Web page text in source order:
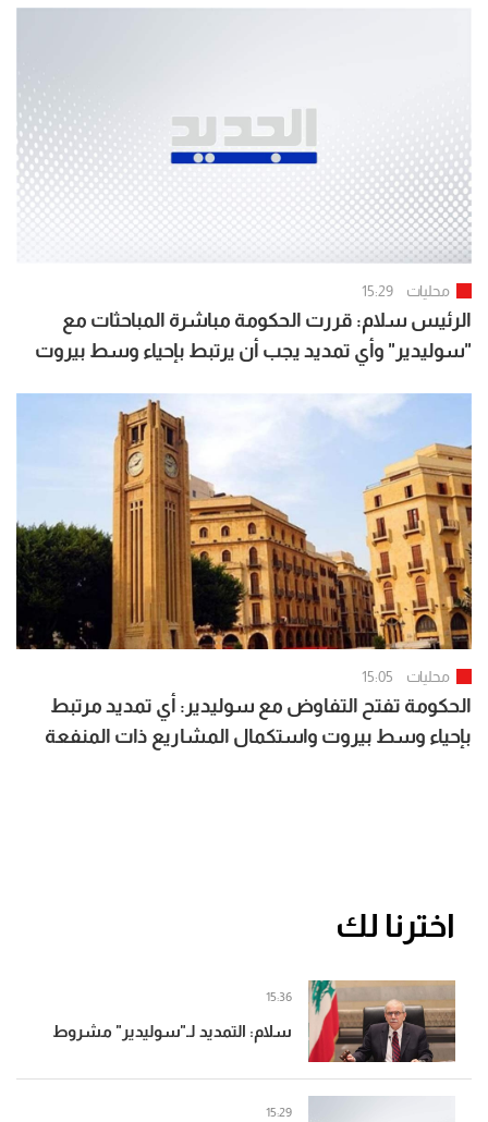
محليات 15:29
الرئيس سلام: قررت الحكومة مباشرة المباحثات مع
"سوليدير" وأي تمديد يجب أن يرتبط بإحياء وسط بيروت
محليات 15:05
الحكومة تفتح التفاوض مع سوليدير: أي تمديد مرتبط
بإحياء وسط بيروت واستكمال المشاريع ذات المنفعة
اخترنا لك
سلام: التمديد لـ"سوليدير" مشروط
15:36
15:29